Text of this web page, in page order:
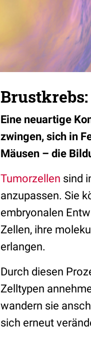
Eine neuartige
zwingen, sich in
Mäusen – die
Tumorzellen sind
anzupassen. Sie
embryonalen
Zellen, ihre
erlangen.
Durch diesen
Zelltypen
wandern sie
sich erneut